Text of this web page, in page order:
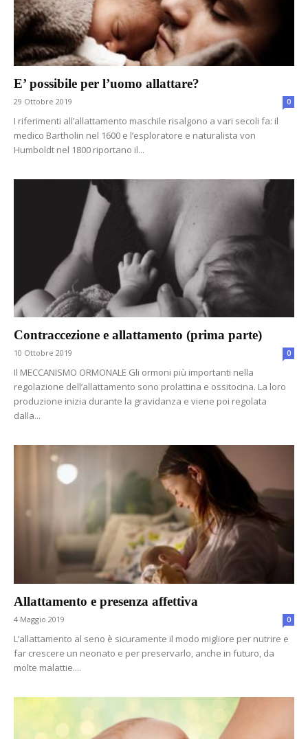
E’ possibile per l’uomo allattare?
29 Ottobre 2019 0
I riferimenti all’allattamento maschile risalgono a vari secoli fa: il
medico Bartholin nel 1600 e l’esploratore e naturalista von
Humboldt nel 1800 riportano il...
Contraccezione e allattamento (prima parte)
10 Ottobre 2019 0
Il MECCANISMO ORMONALE Gli ormoni più importanti nella
regolazione dell’allattamento sono prolattina e ossitocina. La loro
produzione inizia durante la gravidanza e viene poi regolata
dalla...
Allattamento e presenza affettiva
4 Maggio 2019 0
L’allattamento al seno è sicuramente il modo migliore per nutrire e
far crescere un neonato e per preservarlo, anche in futuro, da
molte malattie....